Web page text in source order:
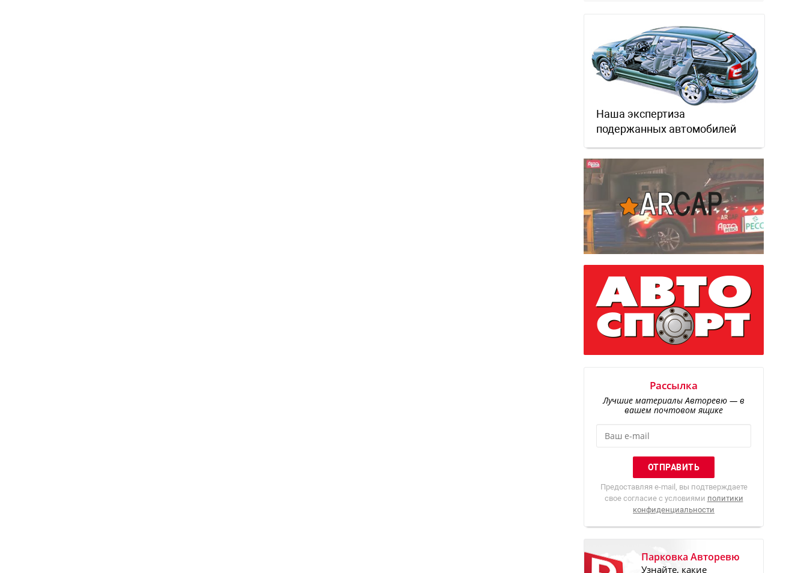
Наша экспертиза
подержанных автомобилей
Рассылка
Лучшие материалы Авторевю — в
вашем почтовом ящике
Предоставляя e-mail, вы подтверждаете
свое согласие с условиями политики
конфиденциальности
Парковка Авторевю
Узнайте, какие